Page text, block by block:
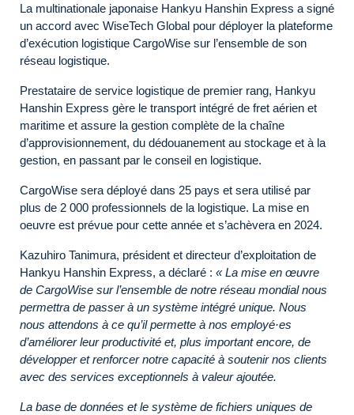
La multinationale japonaise Hankyu Hanshin Express a signé
un accord avec WiseTech Global pour déployer la plateforme
d’exécution logistique CargoWise sur l’ensemble de son
réseau logistique.
Prestataire de service logistique de premier rang, Hankyu
Hanshin Express gère le transport intégré de fret aérien et
maritime et assure la gestion complète de la chaîne
d’approvisionnement, du dédouanement au stockage et à la
gestion, en passant par le conseil en logistique.
CargoWise sera déployé dans 25 pays et sera utilisé par
plus de 2 000 professionnels de la logistique. La mise en
oeuvre est prévue pour cette année et s’achèvera en 2024.
Kazuhiro Tanimura, président et directeur d’exploitation de
Hankyu Hanshin Express, a déclaré : « La mise en œuvre
de CargoWise sur l’ensemble de notre réseau mondial nous
permettra de passer à un système intégré unique. Nous
nous attendons à ce qu’il permette à nos employé·es
d’améliorer leur productivité et, plus important encore, de
développer et renforcer notre capacité à soutenir nos clients
avec des services exceptionnels à valeur ajoutée.
La base de données et le système de fichiers uniques de